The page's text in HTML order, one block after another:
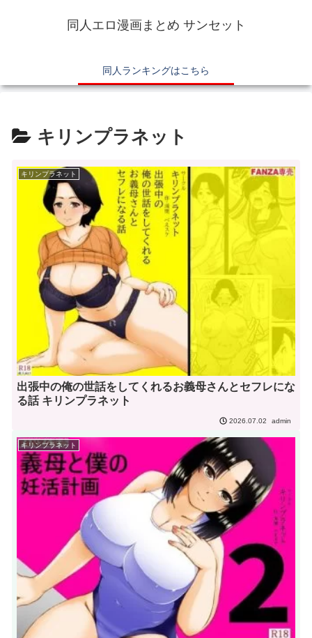
同人エロ漫画まとめ サンセット
同人ランキングはこちら
キリンプラネット
キリンプラネット
出張中の俺の世話をしてくれるお義母さんとセフレにな
る話 キリンプラネット
2026.07.02 admin
キリンプラネット